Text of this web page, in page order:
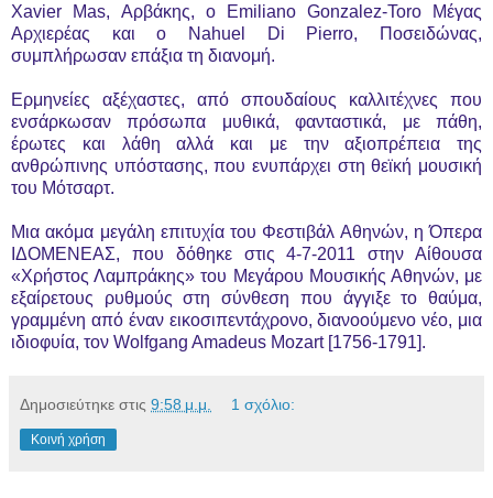
Xavier Mas, Αρβάκης, ο Emiliano Gonzalez-Toro Μέγας
Αρχιερέας και ο Nahuel Di Pierro, Ποσειδώνας,
συμπλήρωσαν επάξια τη διανομή.
Ερμηνείες αξέχαστες, από σπουδαίους καλλιτέχνες που
ενσάρκωσαν πρόσωπα μυθικά, φανταστικά, με πάθη,
έρωτες και λάθη αλλά και με την αξιοπρέπεια της
ανθρώπινης υπόστασης, που ενυπάρχει στη θεϊκή μουσική
του Μότσαρτ.
Μια ακόμα μεγάλη επιτυχία του Φεστιβάλ Αθηνών, η Όπερα
ΙΔΟΜΕΝΕΑΣ, που δόθηκε στις 4-7-2011 στην Αίθουσα
«Χρήστος Λαμπράκης» του Μεγάρου Μουσικής Αθηνών, με
εξαίρετους ρυθμούς στη σύνθεση που άγγιξε το θαύμα,
γραμμένη από έναν εικοσιπεντάχρονο, διανοούμενο νέο, μια
ιδιοφυία, τον Wolfgang Amadeus Mozart [1756-1791].
Δημοσιεύτηκε στις 9:58 μ.μ. 1 σχόλιο:
Κοινή χρήση